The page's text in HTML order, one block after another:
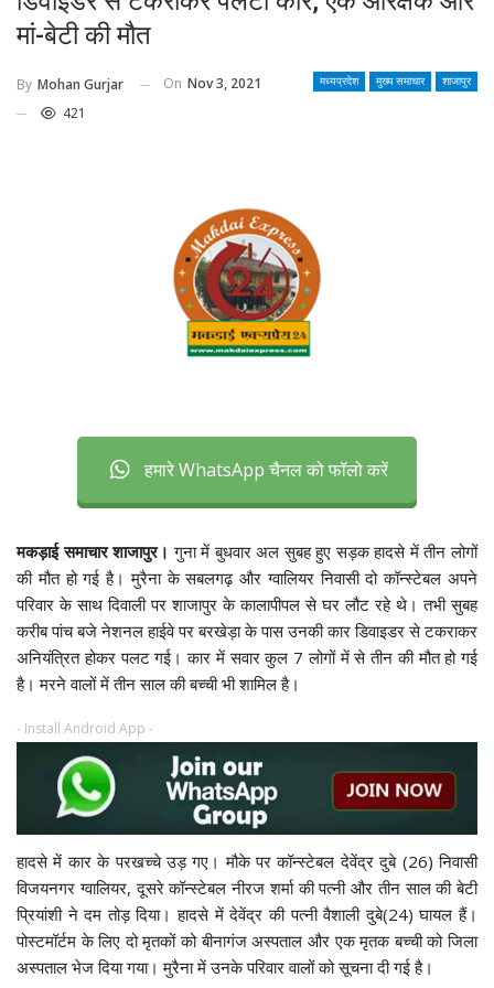
मां-बेटी की मौत
मध्यप्रदेश मुख्य समाचार शाजापुर
By Mohan Gurjar On Nov 3, 2021
421
हमारे WhatsApp चैनल को फॉलो करें
मकड़ाई समाचार शाजापुर।गुना में बुधवार अल सुबह हुए सड़क हादसे में तीन लोगों
की मौत हो गई है। मुरैना के सबलगढ़ और ग्वालियर निवासी दो कॉन्स्टेबल अपने
परिवार के साथ दिवाली पर शाजापुर के कालापीपल​​​​​​ से घर लौट रहे थे। तभी सुबह
करीब पांच बजे नेशनल हाईवे पर बरखेड़ा के पास उनकी कार डिवाइडर से टकराकर
अनियंत्रित होकर पलट गई। कार में सवार कुल 7 लोगों में से तीन की मौत हो गई
है। मरने वालों में तीन साल की बच्ची भी शामिल है।
- Install Android App -
हादसे में कार के परखच्चे उड़ गए। मौके पर कॉन्स्टेबल देवेंद्र दुबे (26) निवासी
विजयनगर ग्वालियर, दूसरे कॉन्स्टेबल नीरज शर्मा की पत्नी और तीन साल की बेटी
प्रियांशी ने दम तोड़ दिया। हादसे में देवेंद्र की पत्नी वैशाली दुबे(24) घायल हैं।
पोस्टमॉर्टम के लिए दो मृतकों को बीनागंज अस्पताल और एक मृतक बच्ची को जिला
अस्पताल भेज दिया गया। मुरैना में उनके परिवार वालों को सूचना दी गई है।